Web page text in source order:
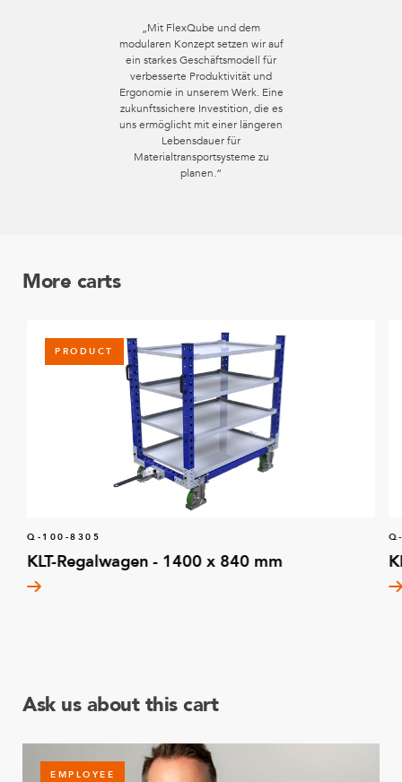
„Mit FlexQube und dem
modularen Konzept setzen wir auf
ein starkes Geschäftsmodell für
verbesserte Produktivität und
Ergonomie in unserem Werk. Eine
zukunftssichere Investition, die es
uns ermöglicht mit einer längeren
Lebensdauer für
Materialtransportsysteme zu
planen.“
More carts
PRODUCT
Q-100-8305
KLT-Regalwagen - 1400 x 840 mm
Ask us about this cart
EMPLOYEE